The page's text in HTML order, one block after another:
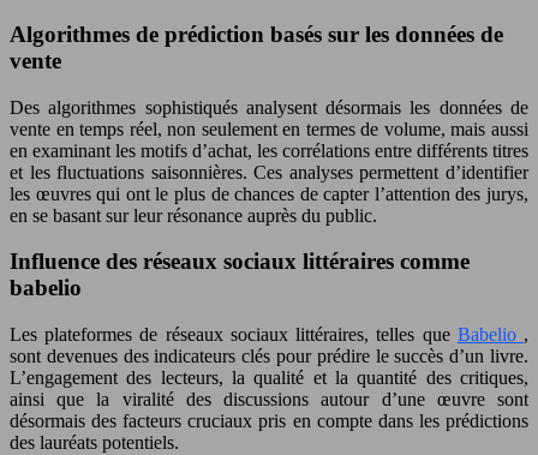
Algorithmes de prédiction basés sur les données de
vente
Des algorithmes sophistiqués analysent désormais les données de
vente en temps réel, non seulement en termes de volume, mais aussi
en examinant les motifs d’achat, les corrélations entre différents titres
et les fluctuations saisonnières. Ces analyses permettent d’identifier
les œuvres qui ont le plus de chances de capter l’attention des jurys,
en se basant sur leur résonance auprès du public.
Influence des réseaux sociaux littéraires comme
babelio
Les plateformes de réseaux sociaux littéraires, telles que Babelio ,
sont devenues des indicateurs clés pour prédire le succès d’un livre.
L’engagement des lecteurs, la qualité et la quantité des critiques,
ainsi que la viralité des discussions autour d’une œuvre sont
désormais des facteurs cruciaux pris en compte dans les prédictions
des lauréats potentiels.